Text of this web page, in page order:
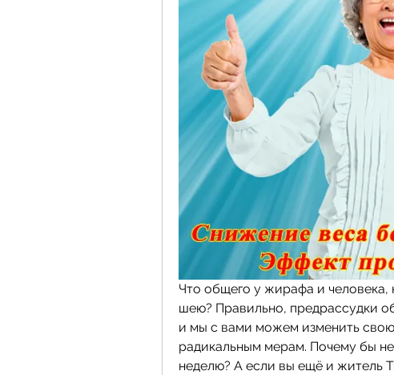
Что общего у жирафа и человека,
шею? Правильно, предрассудки
и мы с вами можем изменить
радикальным мерам. Почему бы
неделю? А если вы ещё и житель